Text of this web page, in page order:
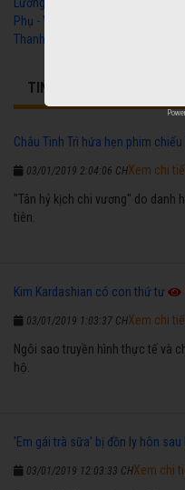
Phụ - Vũ Linh, Tài Linh,
Thanh Ngân
TIN BÊN LỀ LIÊN QUAN
Châu Tinh Trì hứa hẹn phim
03/01/2019 2:04:06 CH
"Tân hỷ kịch chi vương" do danh
tiên.
Xem chi
Kim Kardashian có con thứ tư
03/01/2019 1:03:37 CH
Ngôi sao truyền hình thực tế và
hộ.
Xem chi
'Em gái trà sữa' bị đồn ly hôn
03/01/2019 12:03:33 CHXem chi